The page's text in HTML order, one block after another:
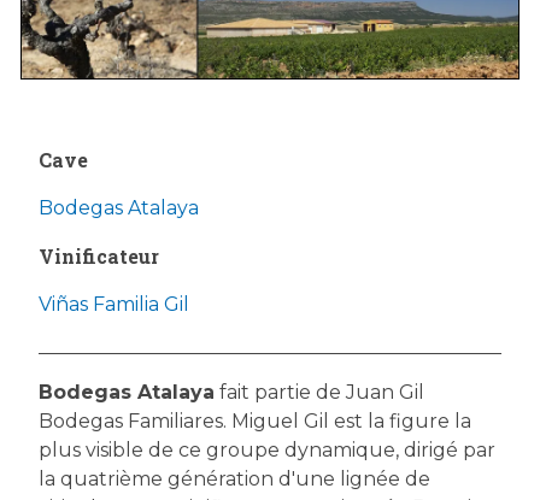
Cave
Bodegas Atalaya
Vinificateur
Viñas Familia Gil
Bodegas Atalaya fait partie de Juan Gil
Bodegas Familiares. Miguel Gil est la figure la
plus visible de ce groupe dynamique, dirigé par
la quatrième génération d'une lignée de